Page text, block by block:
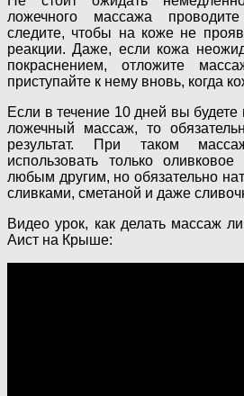
ложечного массажа
следите, чтобы на коже не
реакции. Даже, если кожа
покраснением, отложите
приступайте к нему вновь, когда
Если в течение 10 дней вы будете
ложечный массаж, то
результат. При таком
использовать только
любым другим, но обязательно
сливками, сметаной и даже
Видео урок, как делать массаж
Аист на Крыше: